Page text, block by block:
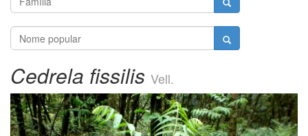
Cedrela fissilis Vell.